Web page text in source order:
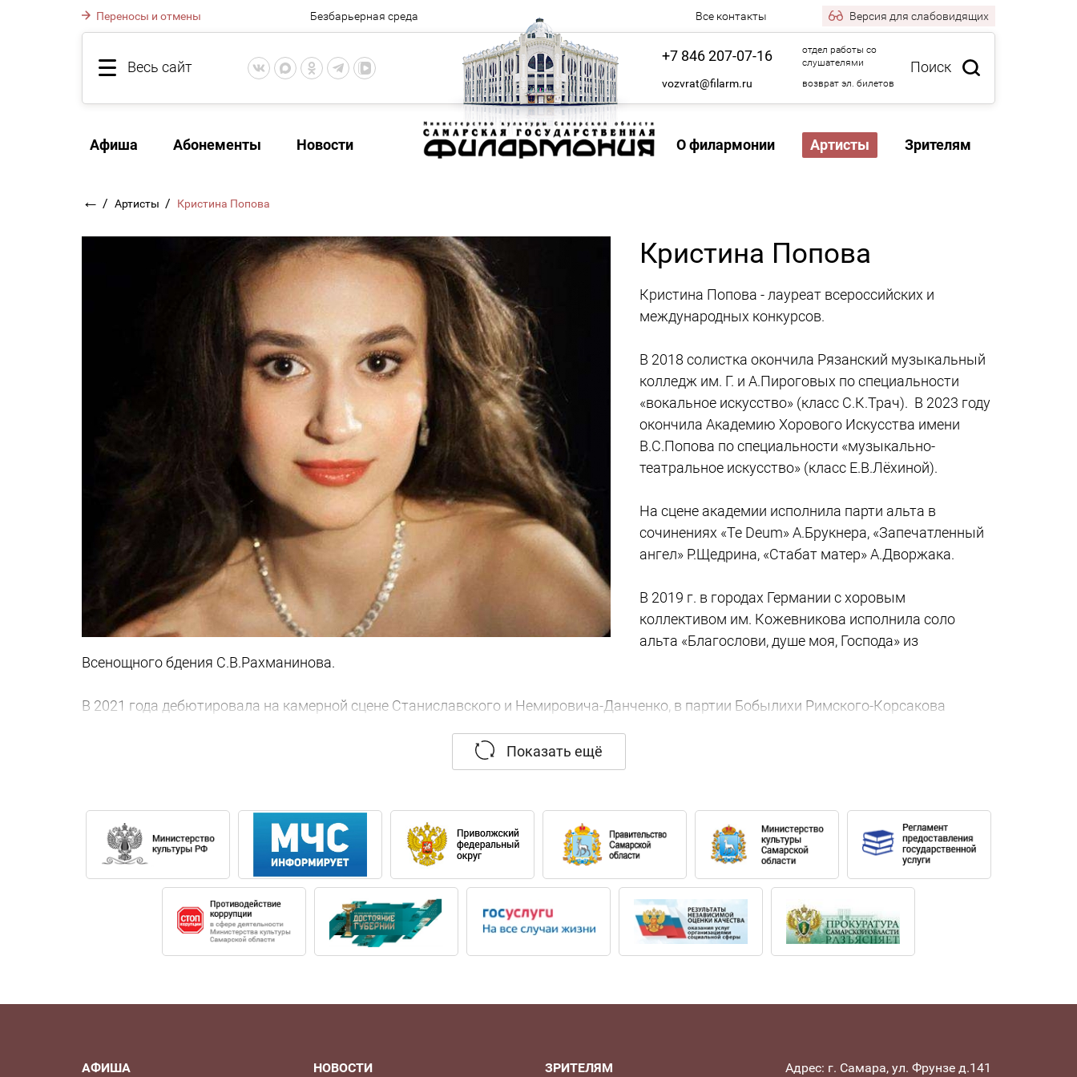
Переносы и отмены Безбарьерная среда Все контакты Версия для слабовидящих
Весь сайт Поиск
+7 846 207-07-16
отдел работы со
слушателями
vozvrat@filarm.ru возврат эл. билетов
Афиша Абонементы Новости О филармонии Артисты Зрителям
← / Артисты / Кристина Попова
Кристина Попова
Кристина Попова - лауреат всероссийских и
международных конкурсов.
В 2018 солистка окончила Рязанский музыкальный
колледж им. Г. и А.Пироговых по специальности
«вокальное искусство» (класс С.К.Трач). В 2023 году
окончила Академию Хорового Искусства имени
В.С.Попова по специальности «музыкально-
театральное искусство» (класс Е.В.Лёхиной).
На сцене академии исполнила парти альта в
сочинениях «Te Deum» А.Брукнера, «Запечатленный
ангел» Р.Щедрина, «Стабат матер» А.Дворжака.
В 2019 г. в городах Германии с хоровым
коллективом им. Кожевникова исполнила соло
альта «Благослови, душе моя, Господа» из
Всенощного бдения С.В.Рахманинова.
В 2021 года дебютировала на камерной сцене Станиславского и Немировича-Данченко, в партии Бобылихи Римского-Корсакова
В 2022 году исполнила соло альта из «Маленькая торжественная месса» Россини в Евангелическо- лютеранском кафедральном соборе
в рамках проекта «Молодые музыканты-москвичам» в музее современной истории исполнила партию Надежды Римского-Корсакова
«Вера Шелога» («Фонд Елены Образцовой»).
В 2023 исполнила соло альта в мессе «Реквием» Моцарта (Дом музыки, камерный зал).
Кристина Попова работала с выдающимися дирижерами: В. Гергиев, Т. Курентзис, В. Спиваков, В. Федосеев, Ю. Башмет, С. Скрипка, М.
Обрехт, Ю. Франтц, А. Дадашев. Солистка принимала участие в мастер-классах Светланы Нестеренко, Семена Скигина, Любови
Показать ещё
АФИША НОВОСТИ ЗРИТЕЛЯМ Адрес: г. Самара, ул. Фрунзе д.141